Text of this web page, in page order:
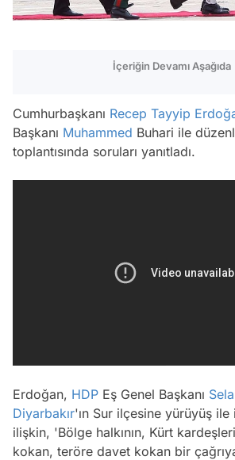
İçeriğin Devamı Aşağıda
Cumhurbaşkanı Recep Tayyip
Başkanı Muhammed Buhari ile
toplantısında soruları yanıtladı.
Erdoğan, HDP Eş Genel Başkanı
Diyarbakır'ın Sur ilçesine yürüyüş ile
ilişkin, 'Bölge halkının, Kürt
kokan, teröre davet kokan bir